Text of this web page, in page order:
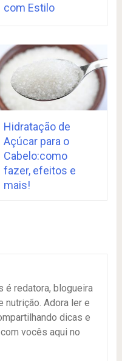
com Estilo
Hidratação de
Açúcar para o
Cabelo:como
fazer, efeitos e
mais!
é redatora, blogueira
nutrição. Adora ler e
dicas e
vocês aqui no